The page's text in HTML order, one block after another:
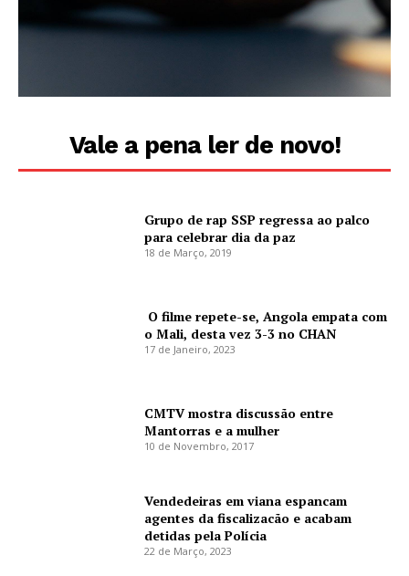
Vale a pena ler de novo!
Grupo de rap SSP regressa ao palco
para celebrar dia da paz
18 de Março, 2019
O filme repete-se, Angola empata com
o Mali, desta vez 3-3 no CHAN
17 de Janeiro, 2023
CMTV mostra discussão entre
Mantorras e a mulher
10 de Novembro, 2017
Vendedeiras em viana espancam
agentes da fiscalizacão e acabam
detidas pela Polícia
22 de Março, 2023